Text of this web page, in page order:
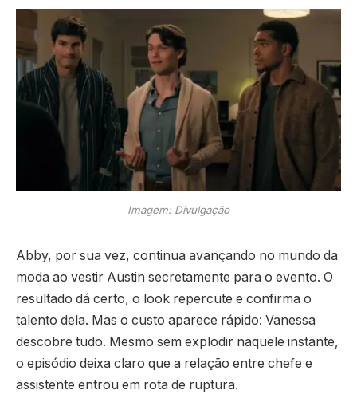
Imagem: Divulgação
Abby, por sua vez, continua avançando no mundo da
moda ao vestir Austin secretamente para o evento. O
resultado dá certo, o look repercute e confirma o
talento dela. Mas o custo aparece rápido: Vanessa
descobre tudo. Mesmo sem explodir naquele instante,
o episódio deixa claro que a relação entre chefe e
assistente entrou em rota de ruptura.